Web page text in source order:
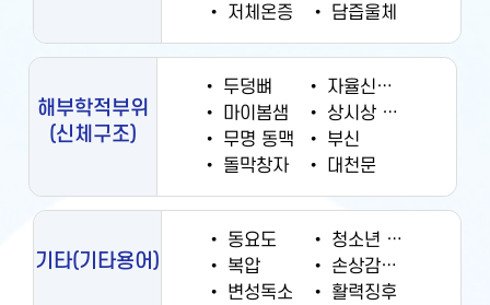
•
저체온증 • 담즙울체
해부학적부위
(신체구조)
• 두덩뼈 •
자율신경계
•
마이봄샘 •
상시상 정맥동
•
무명 동맥 •
부신
•
돌막창자 • 대천문
기타(기타용어)
• 동요도 •
청소년 궐련 현재 흡연율
•
복압 •
손상감시정보
•
변성독소 •
활력징후